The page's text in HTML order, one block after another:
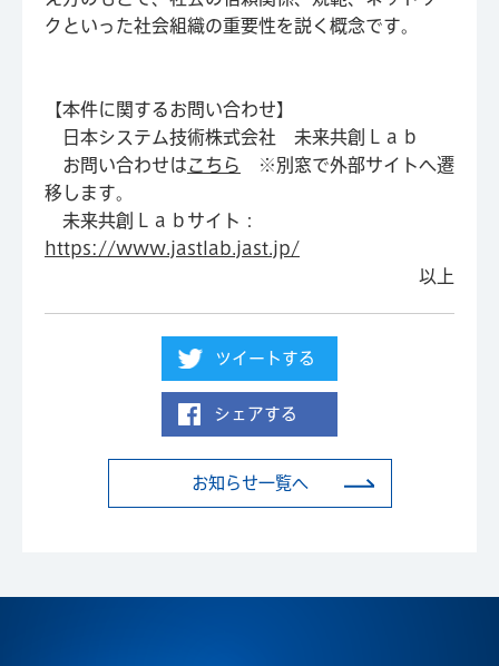
クといった社会組織の重要性を説く概念です。
【本件に関するお問い合わせ】
日本システム技術株式会社 未来共創Ｌａｂ
お問い合わせはこちら
※別窓で外部サイトへ遷
移します。
未来共創Ｌａｂサイト：
https://www.jastlab.jast.jp/
以上
ツイートする
シェアする
お知らせ一覧へ